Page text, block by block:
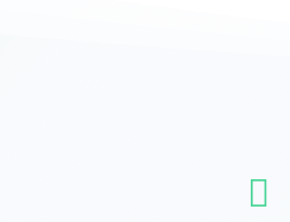
